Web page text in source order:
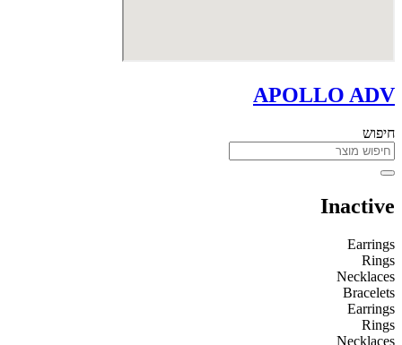
APOLLO ADV
חיפוש
Inactive
Earrings
Rings
Necklaces
Bracelets
Earrings
Rings
Necklaces